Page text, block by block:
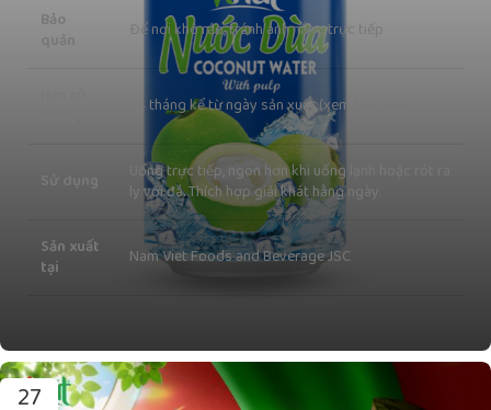
Bảo
Để nơi khô ráo, tránh ánh nắng trực tiếp
24 tháng kể từ ngày sản xuất (xem trên lon)
Uống trực tiếp, ngon hơn khi uống lạnh hoặc rót ra
ly với đá. Thích hợp giải khát hằng ngày.
Sản xuất
tại
Nam Viet Foods and Beverage JSC
27